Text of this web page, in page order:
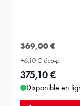
369,00 €
+6,10 € éco-p
375,10 €
Disponible en